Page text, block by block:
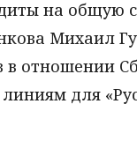
на общую
Михаил
в отношении
для